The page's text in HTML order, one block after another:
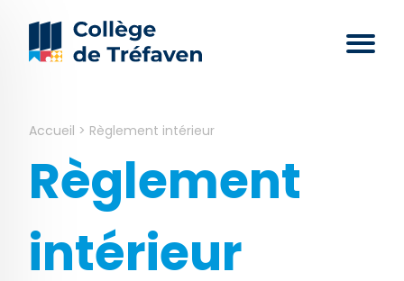
Accueil > Règlement intérieur
Règlement
intérieur